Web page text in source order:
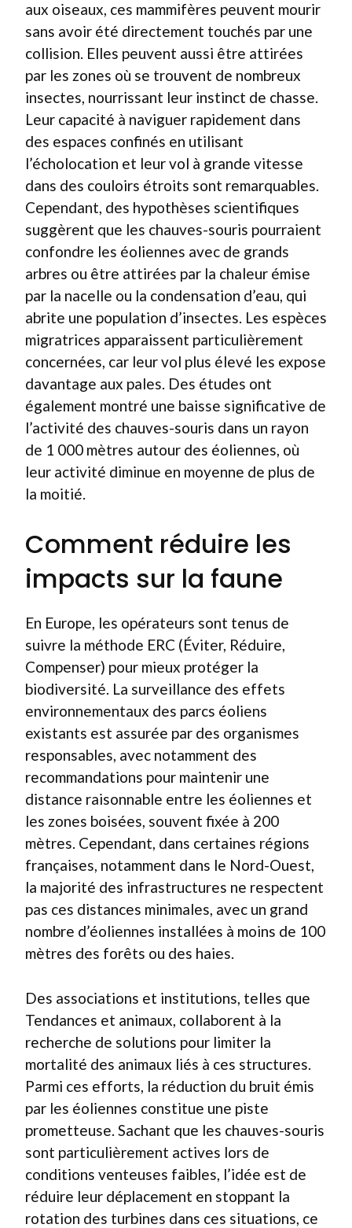
aux oiseaux, ces mammifères peuvent mourir
sans avoir été directement touchés par une
collision. Elles peuvent aussi être attirées
par les zones où se trouvent de nombreux
insectes, nourrissant leur instinct de chasse.
Leur capacité à naviguer rapidement dans
des espaces confinés en utilisant
l’écholocation et leur vol à grande vitesse
dans des couloirs étroits sont remarquables.
Cependant, des hypothèses scientifiques
suggèrent que les chauves-souris pourraient
confondre les éoliennes avec de grands
arbres ou être attirées par la chaleur émise
par la nacelle ou la condensation d’eau, qui
abrite une population d’insectes. Les espèces
migratrices apparaissent particulièrement
concernées, car leur vol plus élevé les expose
davantage aux pales. Des études ont
également montré une baisse significative de
l’activité des chauves-souris dans un rayon
de 1 000 mètres autour des éoliennes, où
leur activité diminue en moyenne de plus de
la moitié.
Comment réduire les
impacts sur la faune
En Europe, les opérateurs sont tenus de
suivre la méthode ERC (Éviter, Réduire,
Compenser) pour mieux protéger la
biodiversité. La surveillance des effets
environnementaux des parcs éoliens
existants est assurée par des organismes
responsables, avec notamment des
recommandations pour maintenir une
distance raisonnable entre les éoliennes et
les zones boisées, souvent fixée à 200
mètres. Cependant, dans certaines régions
françaises, notamment dans le Nord-Ouest,
la majorité des infrastructures ne respectent
pas ces distances minimales, avec un grand
nombre d’éoliennes installées à moins de 100
mètres des forêts ou des haies.
Des associations et institutions, telles que
Tendances et animaux, collaborent à la
recherche de solutions pour limiter la
mortalité des animaux liés à ces structures.
Parmi ces efforts, la réduction du bruit émis
par les éoliennes constitue une piste
prometteuse. Sachant que les chauves-souris
sont particulièrement actives lors de
conditions venteuses faibles, l’idée est de
réduire leur déplacement en stoppant la
rotation des turbines dans ces situations, ce